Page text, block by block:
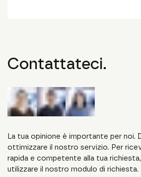
Contattateci.
La tua opinione è importante per noi.
ottimizzare il nostro servizio. Per
rapida e competente alla tua
utilizzare il nostro modulo di richiesta.